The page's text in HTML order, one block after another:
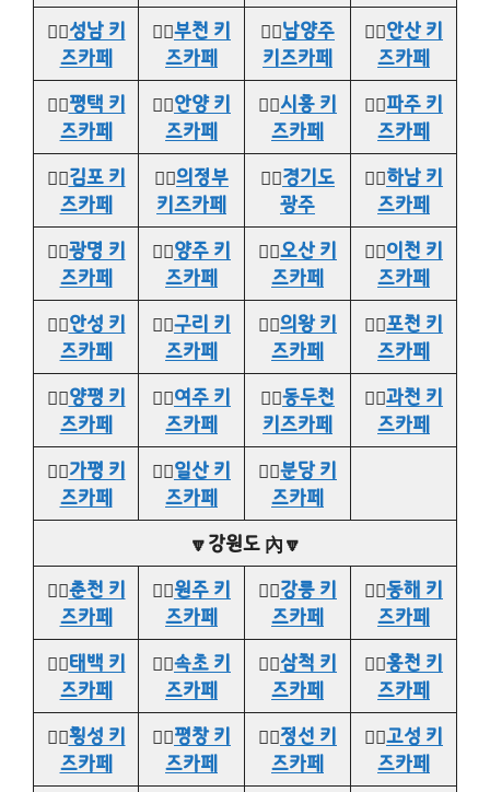
👉🏻성남 키
즈카페
👉🏻부천 키
즈카페
👉🏻남양주
키즈카페
👉🏻안산 키
즈카페
👉🏻평택 키
즈카페
👉🏻안양 키
즈카페
👉🏻시흥 키
즈카페
👉🏻파주 키
즈카페
👉🏻김포 키
즈카페
👉🏻의정부
키즈카페
👉🏻경기도
광주
👉🏻하남 키
즈카페
👉🏻광명 키
즈카페
👉🏻양주 키
즈카페
👉🏻오산 키
즈카페
👉🏻이천 키
즈카페
👉🏻안성 키
즈카페
👉🏻구리 키
즈카페
👉🏻의왕 키
즈카페
👉🏻포천 키
즈카페
👉🏻양평 키
즈카페
👉🏻여주 키
즈카페
👉🏻동두천
키즈카페
👉🏻과천 키
즈카페
👉🏻가평 키
즈카페
👉🏻일산 키
즈카페
👉🏻분당 키
즈카페
🔽강원도 內🔽
👉🏻춘천 키
즈카페
👉🏻원주 키
즈카페
👉🏻강릉 키
즈카페
👉🏻동해 키
즈카페
👉🏻태백 키
즈카페
👉🏻속초 키
즈카페
👉🏻삼척 키
즈카페
👉🏻홍천 키
즈카페
👉🏻횡성 키
즈카페
👉🏻평창 키
즈카페
👉🏻정선 키
즈카페
👉🏻고성 키
즈카페